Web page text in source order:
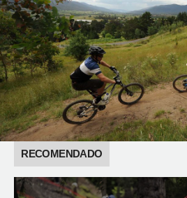
RECOMENDADO